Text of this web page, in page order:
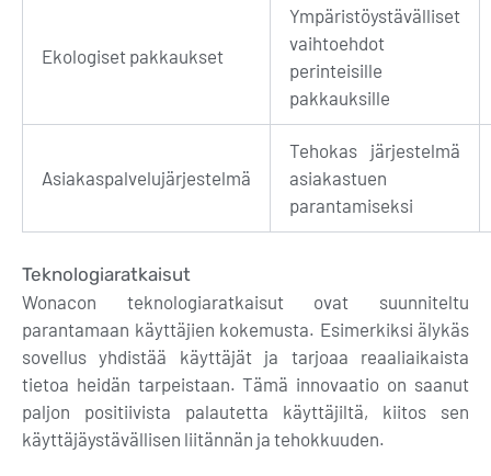
Ekologiset pakkaukset
Ympäristöystävälliset
vaihtoehdot
perinteisille
pakkauksille
Asiakaspalvelujärjestelmä
Tehokas järjestelmä
asiakastuen
parantamiseksi
Teknologiaratkaisut
Wonacon teknologiaratkaisut ovat suunniteltu
parantamaan käyttäjien kokemusta. Esimerkiksi älykäs
sovellus yhdistää käyttäjät ja tarjoaa reaaliaikaista
tietoa heidän tarpeistaan. Tämä innovaatio on saanut
paljon positiivista palautetta käyttäjiltä, kiitos sen
käyttäjäystävällisen liitännän ja tehokkuuden.